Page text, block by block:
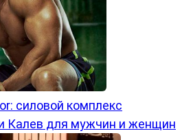
силовой комплекс
Калев для мужчин и женщин